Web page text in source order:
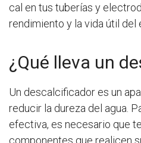
cal en tus tuberías y
rendimiento y la vida útil del
¿Qué lleva un
Un descalcificador es un
reducir la dureza del agua.
efectiva, es necesario que
componentes que realicen